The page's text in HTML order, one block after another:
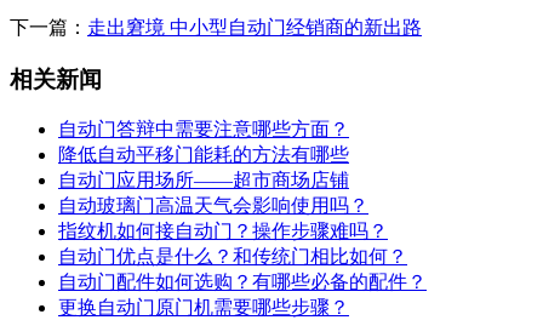
下一篇： 走出窘境 中小型自动门经销商的新出路
相关新闻
自动门答辩中需要注意哪些方面？
降低自动平移门能耗的方法有哪些
自动门应用场所——超市商场店铺
自动玻璃门高温天气会影响使用吗？
指纹机如何接自动门？操作步骤难吗？
自动门优点是什么？和传统门相比如何？
自动门配件如何选购？有哪些必备的配件？
更换自动门原门机需要哪些步骤？